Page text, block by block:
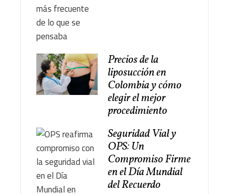
Precios de la
liposucción en
Colombia y cómo
elegir el mejor
procedimiento
Seguridad Vial y
OPS: Un
Compromiso Firme
en el Día Mundial
del Recuerdo